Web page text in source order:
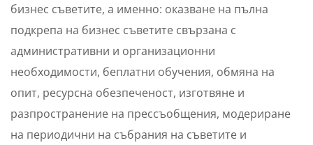
бизнес съветите, а именно: оказване на пълна
подкрепа на бизнес съветите свързана с
административни и организационни
необходимости, беплатни обучения, обмяна на
опит, ресурсна обезпеченост, изготвяне и
разпространение на прессъобщения, модериране
на периодични на събрания на съветите и